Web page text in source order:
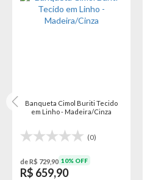
Banqueta Cimol Buriti Tecido
em Linho - Madeira/Cinza
(0)
de R$ 729,90 10% OFF
R$ 659,90